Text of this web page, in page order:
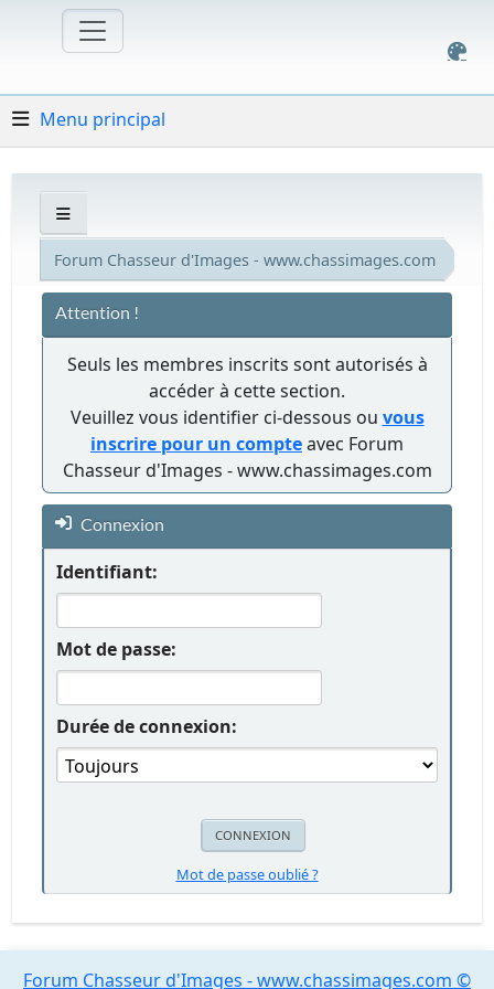
Menu principal
Forum Chasseur d'Images - www.chassimages.com
Attention !
Seuls les membres inscrits sont autorisés à
accéder à cette section.
Veuillez vous identifier ci-dessous ou vous
inscrire pour un compteavec Forum
Chasseur d'Images - www.chassimages.com
Connexion
Identifiant:
Mot de passe:
Durée de connexion:
Mot de passe oublié ?
Forum Chasseur d'Images - www.chassimages.com ©